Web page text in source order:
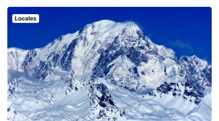
Locales